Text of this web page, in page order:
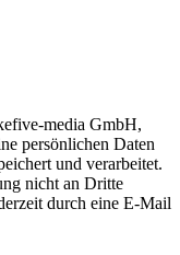
media GmbH,
persönlichen Daten
und verarbeitet.
nicht an Dritte
durch eine E-Mail